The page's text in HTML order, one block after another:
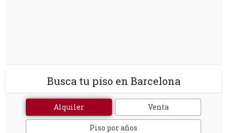
Busca tu piso en Barcelona
Alquiler Venta
Piso por años